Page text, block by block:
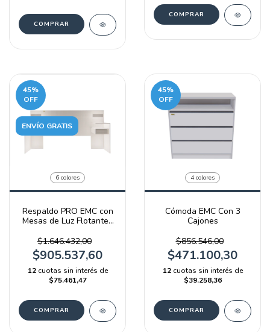
COMPRAR
COMPRAR
45%
OFF
ENVÍO GRATIS
6 colores
Respaldo PRO EMC con
Mesas de Luz Flotantes
$1.646.432,00
$905.537,60
12 cuotas sin interés de
$75.461,47
COMPRAR
45%
OFF
4 colores
Cómoda EMC Con 3
Cajones
$856.546,00
$471.100,30
12 cuotas sin interés de
$39.258,36
COMPRAR